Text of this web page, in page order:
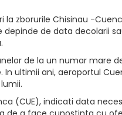
zborurile Chisinau -
de data decolarii
de la un numar mare
ultimii ani, aeroportul
(CUE), indicati data